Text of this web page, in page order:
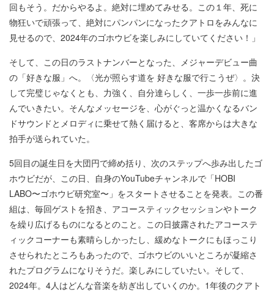
回もそう。だからやるよ。絶対に埋めてみせる。この１年、死に
物狂いで頑張って、絶対にパンパンになったクアトロをみんなに
見せるので、2024年のゴホウビを楽しみにしていてください！」
そして、この日のラストナンバーとなった、メジャーデビュー曲
の「好きな服」へ。〈光が照らす道を 好きな服で行こうぜ〉。決
して完璧じゃなくとも、力強く、自分達らしく、一歩一歩前に進
んでいきたい。そんなメッセージを、心がぐっと温かくなるバン
ドサウンドとメロディに乗せて熱く届けると、客席からは大きな
拍手が送られていた。
5回目の誕生日を大団円で締め括り、次のステップへ歩み出したゴ
ホウビだが、この日、自身のYouTubeチャンネルで「HOBI
LABO〜ゴホウビ研究室〜」をスタートさせることを発表。この番
組は、毎回ゲストを招き、アコースティックセッションやトーク
を繰り広げるものになるとのこと。この日披露されたアコーステ
ィックコーナーも素晴らしかったし、緩めなトークにもほっこり
させられたところもあったので、ゴホウビのいいところが凝縮さ
れたプログラムになりそうだ。楽しみにしていたい。そして、
2024年。4人はどんな音楽を紡ぎ出していくのか。1年後のクアト